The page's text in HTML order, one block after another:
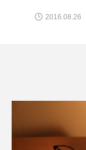
2016.08.26